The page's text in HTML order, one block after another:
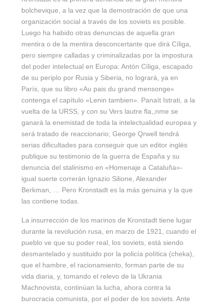
bolchevique, a la vez que la demostración de que una
organización social a través de los soviets es posible.
Luego ha habido otras denuncias de aquella gran
mentira o de la mentira desconcertante que dirá Cíliga,
pero siempre calladas y criminalizadas por la impostura
del poder intelectual en Europa: Antón Cíliga, escapado
de su periplo por Rusia y Siberia, no logrará, ya en
París, que su libro «Au pais du grand mensonge»
contenga el capítulo «Lenin tambien». Panaít Istrati, a la
vuelta de la URSS, y con su Vers lautre fla,,nme se
ganará la enemistad de toda la intelectualidad europea y
será tratado de reaccionario; George Qrwell tendrá
serias dificultades para conseguir que un editor inglés
publique su testimonio de la guerra de España y su
denuncia del stalinismo en «Homenaje a Cataluña»-
igual suerte correrán Ignazio Silione, Alexander
Berkman, … Pero Kronstadt es la más genuina y la que
las contiene todas.
La insurrección de los marinos de Kronstadt tiene lugar
durante la revolución rusa, en marzo de 1921, cuando el
pueblo ve que su poder real, los soviets, está siendo
desmantelado y sustituido por la policía política (cheka),
que el hambre, el racionamiento, forman parte de su
vida diaria, y, tomando el relevo de la Ukrania
Machnovista, continúan la lucha, ahora contra la
burocracia comunista, por el poder de los soviets. Ante